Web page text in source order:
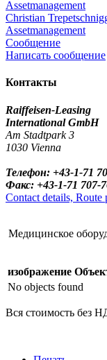
Assetmanagement
Christian
Assetmanagement
Сообщение
Написать сообщение
Контакты
Raiffeisen-Leasing
International GmbH
Am Stadtpark 3
1030 Vienna
Телефон: +43-1-71
Факс: +43-1-71 707-
Contact details, Route
Медицинское
изображение
No objects found
Вся стоимость без